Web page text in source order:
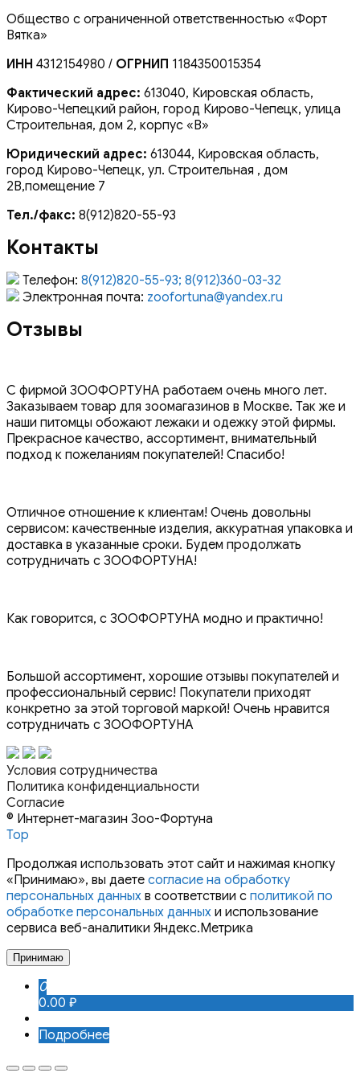
Общество с ограниченной ответственностью «Форт
Вятка»
ИНН 4312154980 / ОГРНИП 1184350015354
Фактический адрес: 613040, Кировская область,
Кирово-Чепецкий район, город Кирово-Чепецк, улица
Строительная, дом 2, корпус «В»
Юридический адрес: 613044, Кировская область,
город Кирово-Чепецк, ул. Строительная , дом
2В,помещение 7
Тел./факс: 8(912)820-55-93
Контакты
Телефон: 8(912)820-55-93; 8(912)360-03-32
Электронная почта: zoofortuna@yandex.ru
Отзывы
С фирмой ЗООФОРТУНА работаем очень много лет.
Заказываем товар для зоомагазинов в Москве. Так же и
наши питомцы обожают лежаки и одежку этой фирмы.
Прекрасное качество, ассортимент, внимательный
подход к пожеланиям покупателей! Спасибо!
Отличное отношение к клиентам! Очень довольны
сервисом: качественные изделия, аккуратная упаковка и
доставка в указанные сроки. Будем продолжать
сотрудничать с ЗООФОРТУНА!
Как говорится, с ЗООФОРТУНА модно и практично!
Большой ассортимент, хорошие отзывы покупателей и
профессиональный сервис! Покупатели приходят
конкретно за этой торговой маркой! Очень нравится
сотрудничать с ЗООФОРТУНА
Условия сотрудничества
Политика конфиденциальности
Согласие
© Интернет-магазин Зоо-Фортуна
Top
Продолжая использовать этот сайт и нажимая кнопку
«Принимаю», вы даете согласие на обработку
персональных данных в соответствии с политикой по
обработке персональных данных и использование
сервиса веб-аналитики Яндекс.Метрика
Принимаю
0
0.00 ₽
Подробнее